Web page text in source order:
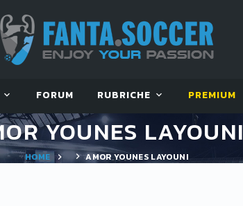
FORUM RUBRICHE PREMIUM
YOUNES LAYOUNI
HOME AMOR YOUNES LAYOUNI